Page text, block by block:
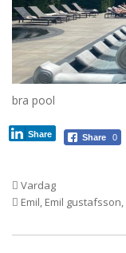
bra pool
Share 0
Share
Vardag
Emil Emil gustafsson